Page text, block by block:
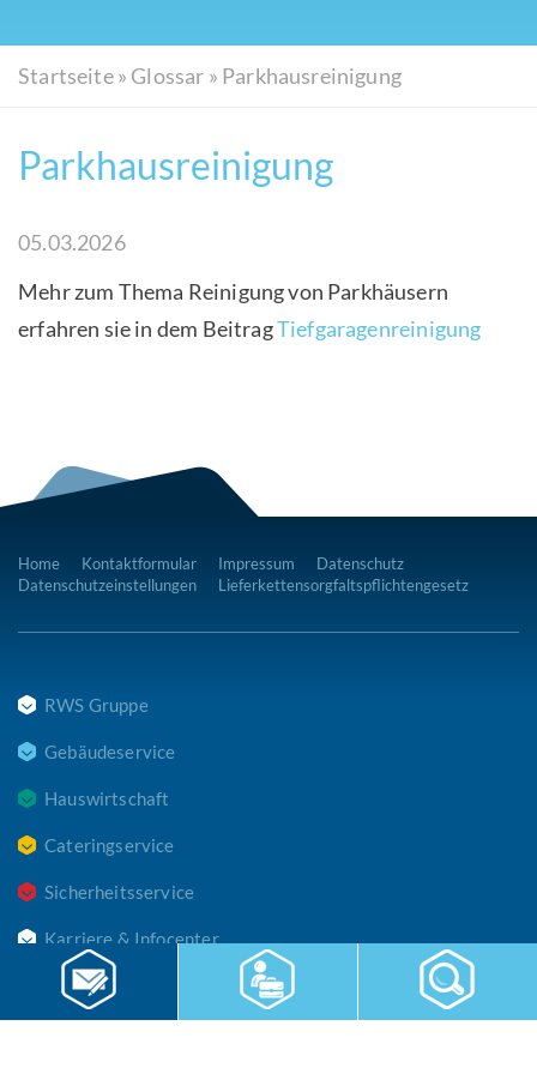
Startseite» Glossar » Parkhausreinigung
Parkhausreinigung
05.03.2026
Mehr zum Thema Reinigung von Parkhäusern
erfahren sie in dem BeitragTiefgaragenreinigung
Home Kontaktformular Impressum
Datenschutz
Datenschutzeinstellungen
Lieferkettensorgfaltspflichtengesetz
RWS Gruppe
Gebäudeservice
Hauswirtschaft
Cateringservice
Sicherheitsservice
Karriere & Infocenter